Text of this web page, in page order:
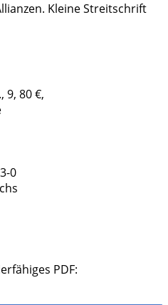
Kleine Streitschrift
9, 80 €,
0
PDF: